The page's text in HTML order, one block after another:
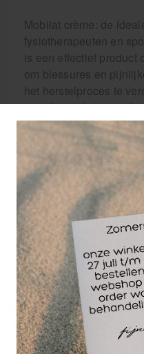
Mobilat crème: de
fysiotherapeuten en
is een effectief product
om blessures en
het herstelproces te
uitstek geschikt voor
sportmasseurs die
blessures en
Mobilat crème staat
formule die diep in de
effectief aanpakken
maakt. Het
deze crème is
en pijnstillend middel
blessures en spierpijn.
Deze crème kan
scala aan blessures,
verrekkingen,